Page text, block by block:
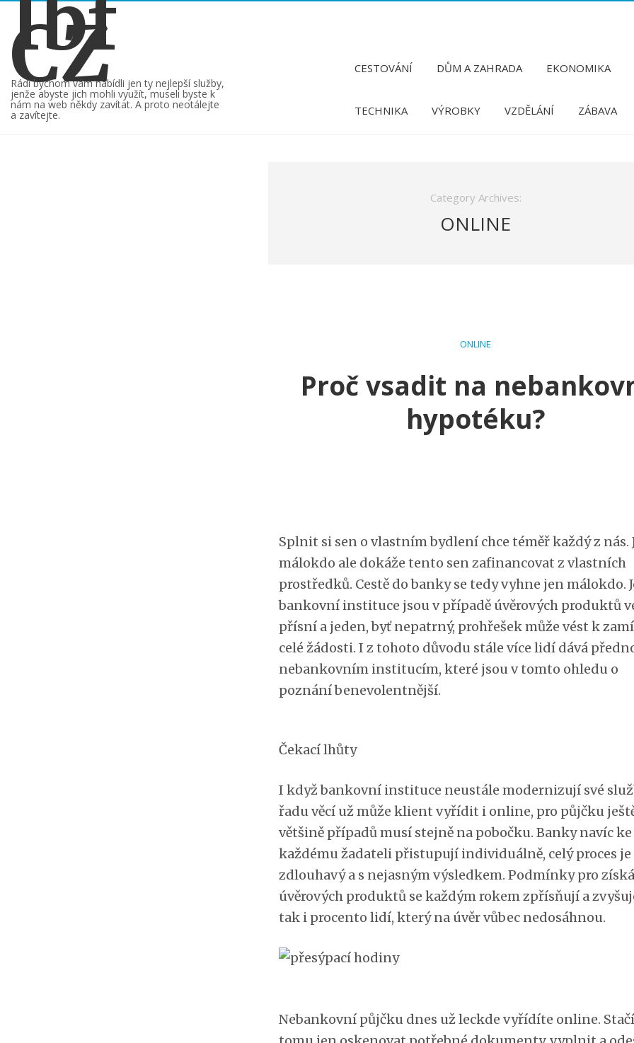
Ibf
CZ
Rádi bychom vám nabídli jen ty nejlepší služby,
jenže abyste jich mohli využít, museli byste k
nám na web někdy zavítat. A proto neotálejte
a zavítejte.
CESTOVÁNÍ DŮM A ZAHRADA EKONOMIKA
TECHNIKA VÝROBKY VZDĚLÁNÍ ZÁBAVA
Category Archives:
ONLINE
ONLINE
Proč vsadit na
hypotéku?
Splnit si sen o vlastním bydlení chce téměř každý z nás.
málokdo ale dokáže tento sen zafinancovat z vlastních
prostředků. Cestě do banky se tedy vyhne jen málokdo.
bankovní instituce jsou v případě úvěrových produktů
přísní a jeden, byť nepatrný, prohřešek může vést k
celé žádosti. I z tohoto důvodu stále více lidí dává
nebankovním institucím, které jsou v tomto ohledu o
poznání benevolentnější.
Čekací lhůty
I když bankovní instituce neustále modernizují své
řadu věcí už může klient vyřídit i online, pro půjčku
většině případů musí stejně na pobočku. Banky navíc ke
každému žadateli přistupují individuálně, celý proces
zdlouhavý a s nejasným výsledkem. Podmínky pro
úvěrových produktů se každým rokem zpřísňují a
tak i procento lidí, který na úvěr vůbec nedosáhnou.
Nebankovní půjčku dnes už leckde vyřídíte online.